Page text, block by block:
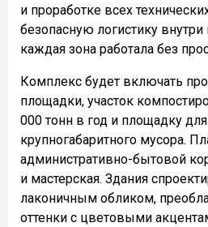
и проработке всех
безопасную логистику
каждая зона работала без
Комплекс будет включать
площадки, участок
000 тонн в год и площадку
крупногабаритного мусора.
административно-бытовой
и мастерская. Здания
лаконичным обликом,
оттенки с цветовыми